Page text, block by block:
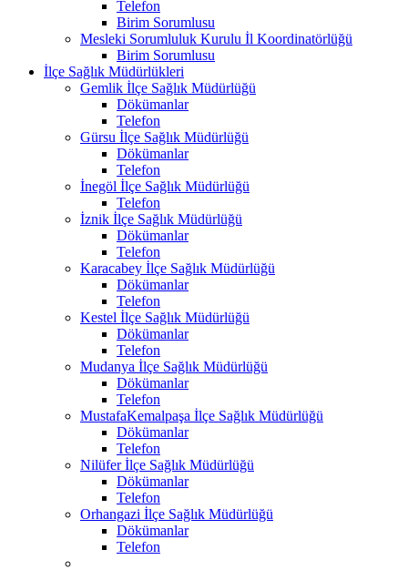
Telefon
Birim Sorumlusu
Mesleki Sorumluluk Kurulu İl Koordinatörlüğü
Birim Sorumlusu
İlçe Sağlık Müdürlükleri
Gemlik İlçe Sağlık Müdürlüğü
Dökümanlar
Telefon
Gürsu İlçe Sağlık Müdürlüğü
Dökümanlar
Telefon
İnegöl İlçe Sağlık Müdürlüğü
Telefon
İznik İlçe Sağlık Müdürlüğü
Dökümanlar
Telefon
Karacabey İlçe Sağlık Müdürlüğü
Dökümanlar
Telefon
Kestel İlçe Sağlık Müdürlüğü
Dökümanlar
Telefon
Mudanya İlçe Sağlık Müdürlüğü
Dökümanlar
Telefon
MustafaKemalpaşa İlçe Sağlık Müdürlüğü
Dökümanlar
Telefon
Nilüfer İlçe Sağlık Müdürlüğü
Dökümanlar
Telefon
Orhangazi İlçe Sağlık Müdürlüğü
Dökümanlar
Telefon